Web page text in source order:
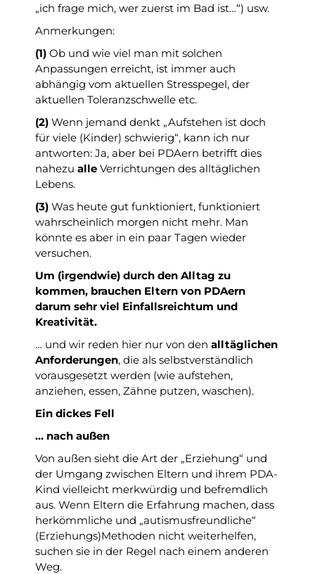
„ich frage mich, wer zuerst im Bad ist…“) usw.
Anmerkungen:
(1) Ob und wie viel man mit solchen
Anpassungen erreicht, ist immer auch
abhängig vom aktuellen Stresspegel, der
aktuellen Toleranzschwelle etc.
(2) Wenn jemand denkt „Aufstehen ist doch
für viele (Kinder) schwierig“, kann ich nur
antworten: Ja, aber bei PDAern betrifft dies
nahezu alle Verrichtungen des alltäglichen
Lebens.
(3) Was heute gut funktioniert, funktioniert
wahrscheinlich morgen nicht mehr. Man
könnte es aber in ein paar Tagen wieder
versuchen.
Um (irgendwie) durch den Alltag zu
kommen, brauchen Eltern von PDAern
darum sehr viel Einfallsreichtum und
Kreativität.
… und wir reden hier nur von den alltäglichen
Anforderungen, die als selbstverständlich
vorausgesetzt werden (wie aufstehen,
anziehen, essen, Zähne putzen, waschen).
Ein dickes Fell
… nach außen
Von außen sieht die Art der „Erziehung“ und
der Umgang zwischen Eltern und ihrem PDA-
Kind vielleicht merkwürdig und befremdlich
aus. Wenn Eltern die Erfahrung machen, dass
herkömmliche und „autismusfreundliche“
(Erziehungs)Methoden nicht weiterhelfen,
suchen sie in der Regel nach einem anderen
Weg.